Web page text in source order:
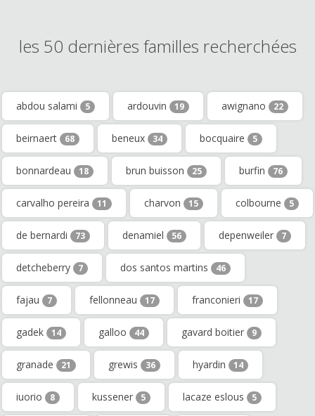
les 50 dernières familles recherchées
abdou salami 5 ardouvin 19 awignano 22
beirnaert 68 beneux 34 bocquaire 5
bonnardeau 18 brun buisson 25 burfin 76
carvalho pereira 11 charvon 15 colbourne 5
de bernardi 73 denamiel 56 depenweiler 7
detcheberry 7 dos santos martins 46
fajau 7 fellonneau 17 franconieri 17
gadek 14 galloo 44 gavard boitier 9
granade 21 grewis 36 hyardin 14
iuorio 8 kussener 5 lacaze eslous 5